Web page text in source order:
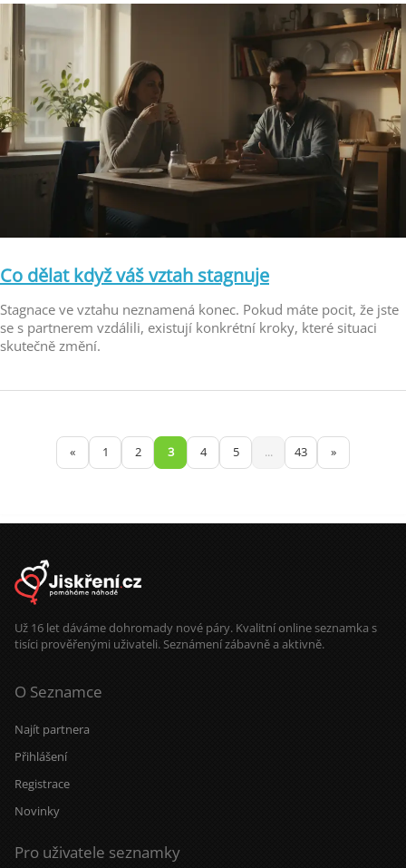
Co dělat když váš vztah stagnuje
Stagnace ve vztahu neznamená konec. Pokud máte pocit, že jste
se s partnerem vzdálili, existují konkrétní kroky, které situaci
skutečně změní.
« 1 2 3 4 5 ... 43 »
Už 16 let dáváme dohromady nové páry. Kvalitní online seznamka s
tisíci prověřenými uživateli. Seznámení zábavně a aktivně.
O Seznamce
Najít partnera
Přihlášení
Registrace
Novinky
Pro uživatele seznamky